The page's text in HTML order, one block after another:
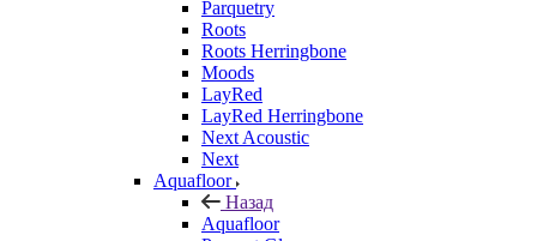
Parquetry
Roots
Roots Herringbone
Moods
LayRed
LayRed Herringbone
Next Acoustic
Next
Aquafloor
Назад
Aquafloor